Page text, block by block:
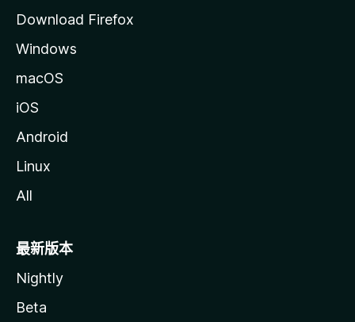
Download Firefox
Windows
macOS
iOS
Android
Linux
All
最新版本
Nightly
Beta